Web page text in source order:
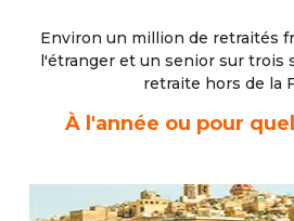
Environ un million de retraités
l'étrangeret un senior sur trois
retraite hors de la
À l'année ou pour